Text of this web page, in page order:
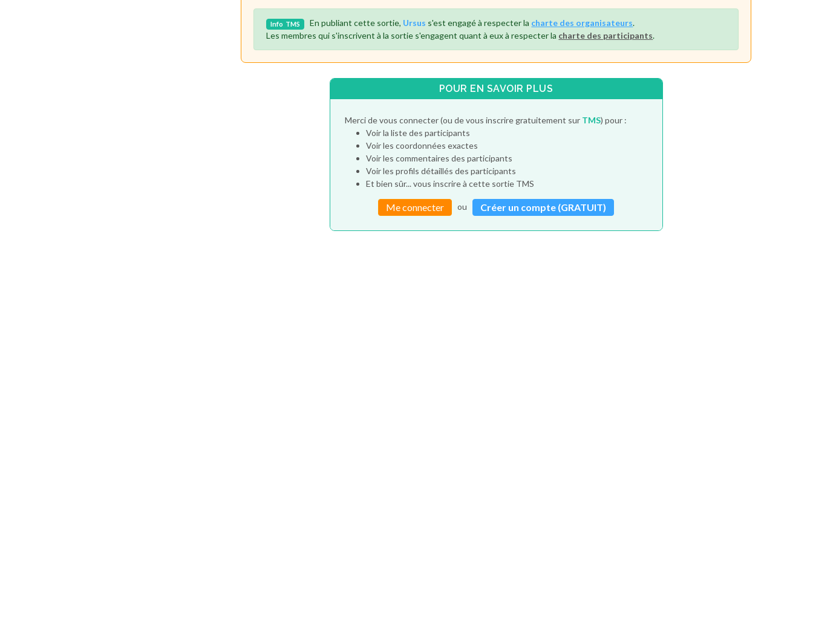
Info TMS En publiant cette sortie, Ursus s'est engagé à respecter la charte des organisateurs.
Les membres qui s'inscrivent à la sortie s'engagent quant à eux à respecter la charte des participants.
POUR EN SAVOIR PLUS
Merci de vous connecter (ou de vous inscrire gratuitement sur TMS) pour :
Voir la liste des participants
Voir les coordonnées exactes
Voir les commentaires des participants
Voir les profils détaillés des participants
Et bien sûr... vous inscrire à cette sortie TMS
Me connecter ou Créer un compte (GRATUIT)